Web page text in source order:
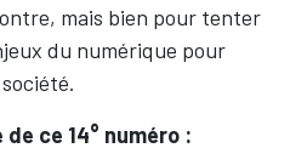
mais bien pour tenter
du numérique pour
ce 14° numéro :